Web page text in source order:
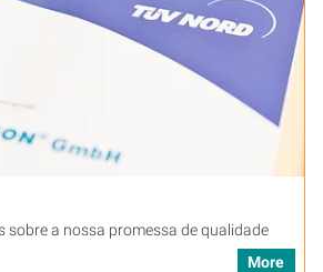
sobre a nossa promessa de qualidade
More